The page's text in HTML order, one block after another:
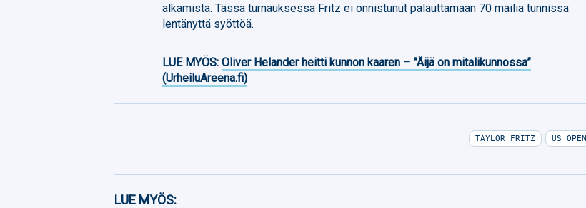
alkamista. Tässä turnauksessa Fritz ei onnistunut palauttamaan 70 mailia tunnissa
lentänyttä syöttöä.
LUE MYÖS:Oliver Helander heitti kunnon kaaren – ”Äijä on mitalikunnossa”
(UrheiluAreena.fi)
Facebook
TAYLOR FRITZ US OPEN
LUE MYÖS: